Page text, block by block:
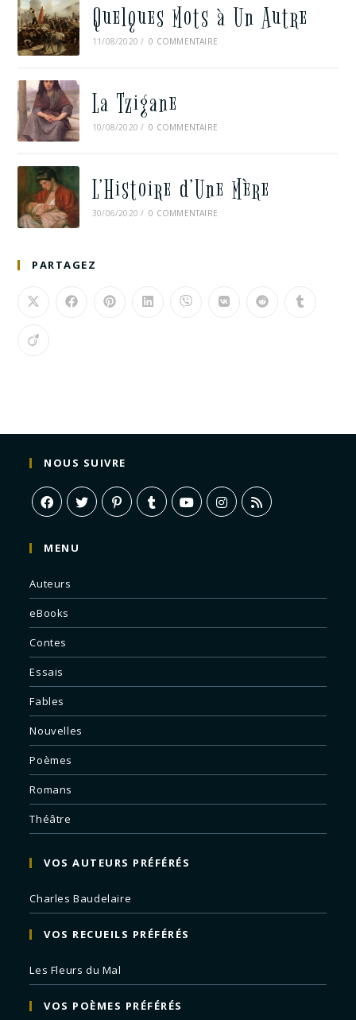
Quelques Mots à Un Autre
11/08/2020 / 0 COMMENTAIRE
La Tzigane
10/08/2020 / 0 COMMENTAIRE
L’Histoire d’Une Mère
30/06/2020 / 0 COMMENTAIRE
PARTAGEZ
NOUS SUIVRE
MENU
Auteurs
eBooks
Contes
Essais
Fables
Nouvelles
Poèmes
Romans
Théâtre
VOS AUTEURS PRÉFÉRÉS
Charles Baudelaire
VOS RECUEILS PRÉFÉRÉS
Les Fleurs du Mal
VOS POÈMES PRÉFÉRÉS